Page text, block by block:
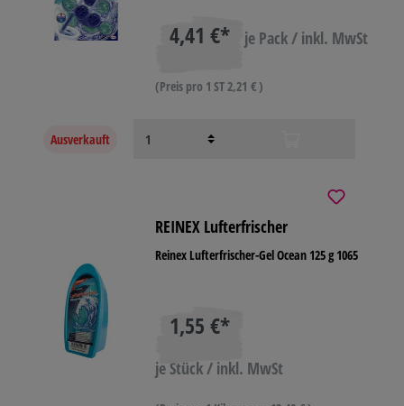
4,41 €* je Pack / inkl. MwSt
(Preis pro 1 ST 2,21 € )
Ausverkauft
REINEX Lufterfrischer
Reinex Lufterfrischer-Gel Ocean 125 g 1065
1,55 €*
je Stück / inkl. MwSt